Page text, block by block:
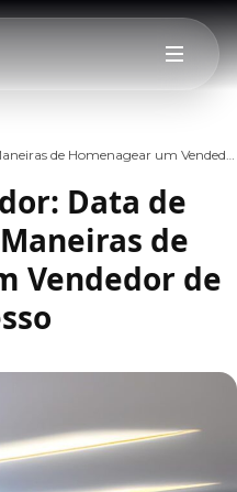
Dia do Vendedor: Data de Celebração e Maneiras de Homenagear um Vendedor de Sucesso
Data de
de
Vendedor de